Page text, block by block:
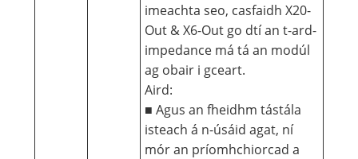
imeachta seo, casfaidh X20-
Out & X6-Out go dtí an t-ard-
impedance má tá an modúl
ag obair i gceart.
Aird:
■ Agus an fheidhm tástála
isteach á n-úsáid agat, ní
mór an príomhchiorcad a